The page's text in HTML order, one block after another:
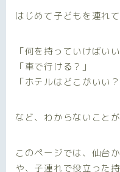
はじめて子どもを連れ
「何を持っていけばいい
「車で行ける？」
「ホテルはどこがいい？
など、わからないこと
このページでは、仙台
や、子連れで役立った